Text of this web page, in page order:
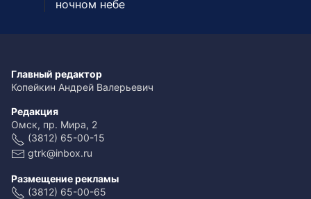
ночном небе
Главный редактор
Копейкин Андрей Валерьевич
Редакция
Омск, пр. Мира, 2
(3812) 65-00-15
gtrk@inbox.ru
Размещение рекламы
(3812) 65-00-65